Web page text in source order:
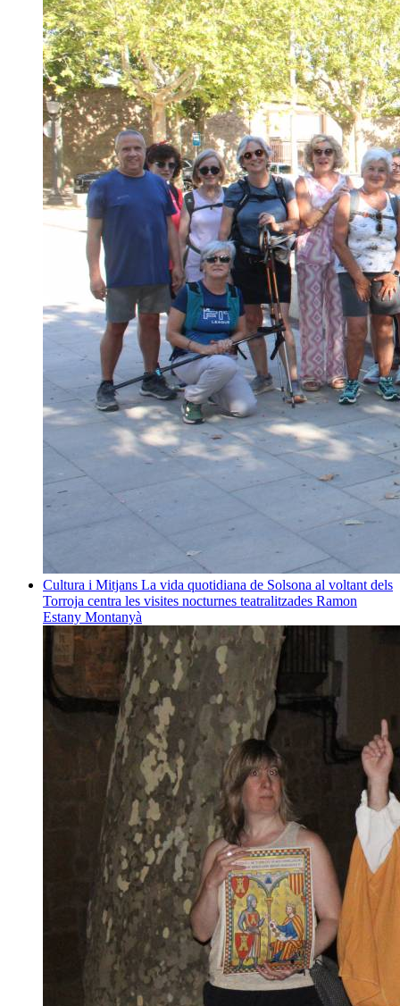
Cultura i Mitjans La vida quotidiana de Solsona al voltant dels
Torroja centra les visites nocturnes teatralitzades Ramon
Estany Montanyà